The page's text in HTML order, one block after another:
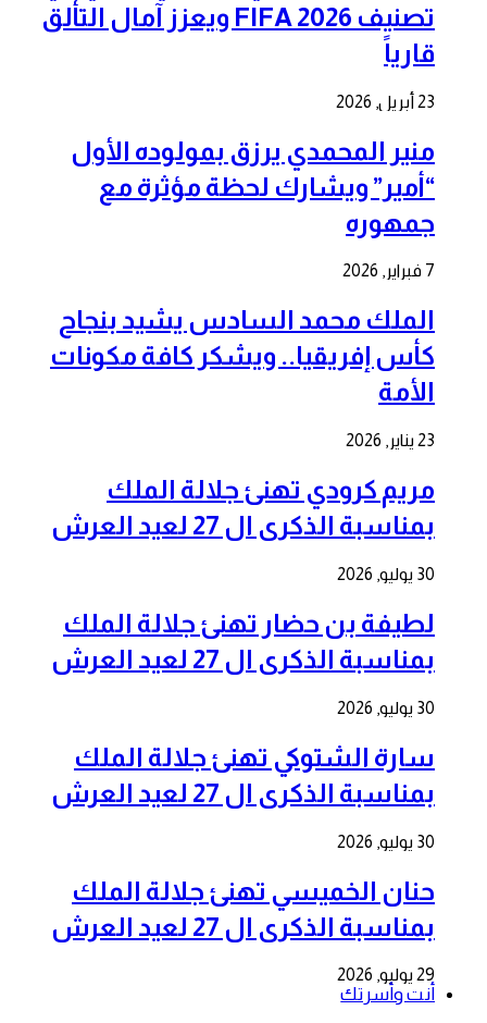
تصنيف FIFA 2026 ويعزز آمال التألق
قارياً
23 أبريل, 2026
منير المحمدي يرزق بمولوده الأول
“أمير” ويشارك لحظة مؤثرة مع
جمهوره
7 فبراير, 2026
الملك محمد السادس يشيد بنجاح
كأس إفريقيا.. ويشكر كافة مكونات
الأمة
23 يناير, 2026
مريم كرودي تهنئ جلالة الملك
بمناسبة الذكرى ال 27 لعيد العرش
30 يوليو, 2026
لطيفة بن حضار تهنئ جلالة الملك
بمناسبة الذكرى ال 27 لعيد العرش
30 يوليو, 2026
سارة الشتوكي تهنئ جلالة الملك
بمناسبة الذكرى ال 27 لعيد العرش
30 يوليو, 2026
حنان الخميسي تهنئ جلالة الملك
بمناسبة الذكرى ال 27 لعيد العرش
29 يوليو, 2026
أنت وأسرتك